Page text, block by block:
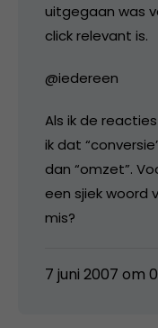
uitgegaan was
click relevant is.
@iedereen
Als ik de
ik dat
dan “omzet”.
een sjiek woord
mis?
7 juni 2007 om